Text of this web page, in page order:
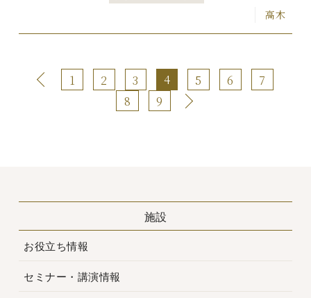
高木
1 2 3 4 5 6
7
8
9
施設
お役立ち情報
セミナー・講演情報